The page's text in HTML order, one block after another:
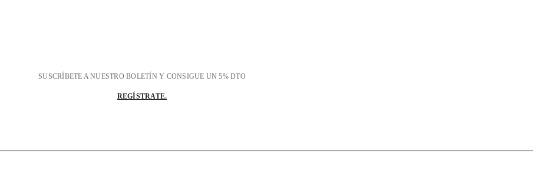
SUSCRÍBETE A NUESTRO BOLETÍN Y CONSIGUE UN 5% DTO
REGÍSTRATE.